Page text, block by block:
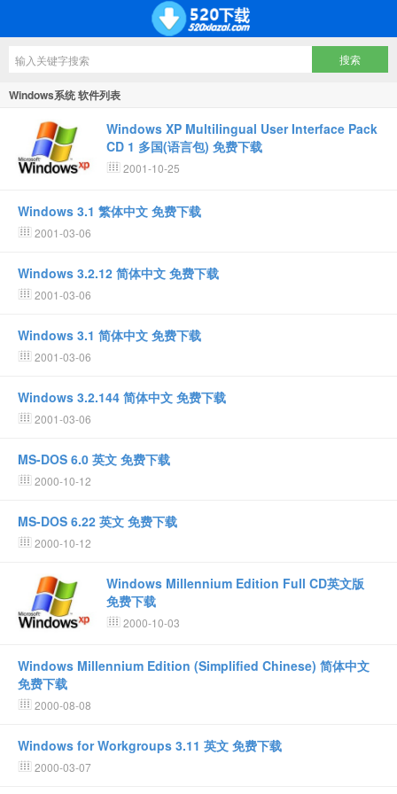
Windows系统 软件列表
Windows XP Multilingual User Interface Pack
CD 1 多国(语言包) 免费下载
2001-10-25
Windows 3.1 繁体中文 免费下载
2001-03-06
Windows 3.2.12 简体中文 免费下载
2001-03-06
Windows 3.1 简体中文 免费下载
2001-03-06
Windows 3.2.144 简体中文 免费下载
2001-03-06
MS-DOS 6.0 英文 免费下载
2000-10-12
MS-DOS 6.22 英文 免费下载
2000-10-12
Windows Millennium Edition Full CD英文版
免费下载
2000-10-03
Windows Millennium Edition (Simplified Chinese) 简体中文
免费下载
2000-08-08
Windows for Workgroups 3.11 英文 免费下载
2000-03-07